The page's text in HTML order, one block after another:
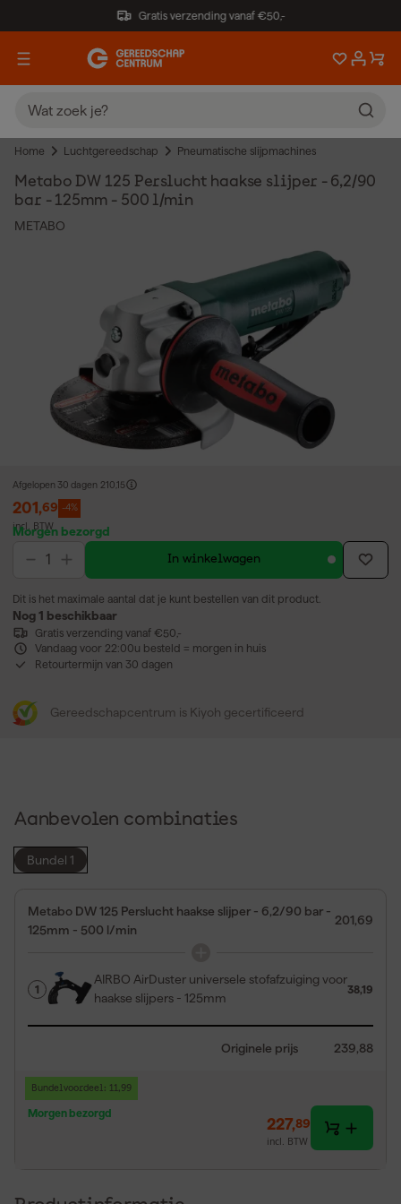
Gratis verzending vanaf €50,-
Home Luchtgereedschap Pneumatische slijpmachines
Metabo DW 125 Perslucht haakse slijper - 6,2/90
bar - 125mm - 500 l/min
METABO
Afgelopen 30 dagen 210,15
201,69 -4%
incl. BTW
Morgen bezorgd
In winkelwagen
Dit is het maximale aantal dat je kunt bestellen van dit product.
Nog 1 beschikbaar
Gratis verzending vanaf €50,-
Vandaag voor 22:00u besteld = morgen in huis
Retourtermijn van 30 dagen
Gereedschapcentrum is Kiyoh gecertificeerd
Aanbevolen combinaties
Bundel 1
Metabo DW 125 Perslucht haakse slijper - 6,2/90 bar -
125mm - 500 l/min
201,69
1
AIRBO AirDuster universele stofafzuiging voor
haakse slijpers - 125mm
38,19
Originele prijs 239,88
Bundelvoordeel: 11,99
Morgen bezorgd
227,89
incl. BTW